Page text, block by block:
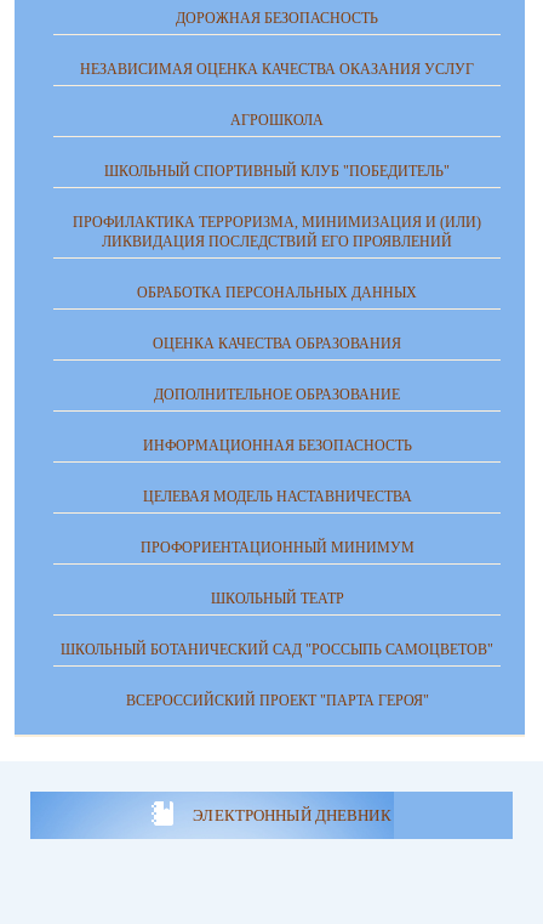
ДОРОЖНАЯ БЕЗОПАСНОСТЬ
НЕЗАВИСИМАЯ ОЦЕНКА КАЧЕСТВА ОКАЗАНИЯ УСЛУГ
АГРОШКОЛА
ШКОЛЬНЫЙ СПОРТИВНЫЙ КЛУБ "ПОБЕДИТЕЛЬ"
ПРОФИЛАКТИКА ТЕРРОРИЗМА, МИНИМИЗАЦИЯ И (ИЛИ)
ЛИКВИДАЦИЯ ПОСЛЕДСТВИЙ ЕГО ПРОЯВЛЕНИЙ
ОБРАБОТКА ПЕРСОНАЛЬНЫХ ДАННЫХ
ОЦЕНКА КАЧЕСТВА ОБРАЗОВАНИЯ
ДОПОЛНИТЕЛЬНОЕ ОБРАЗОВАНИЕ
ИНФОРМАЦИОННАЯ БЕЗОПАСНОСТЬ
ЦЕЛЕВАЯ МОДЕЛЬ НАСТАВНИЧЕСТВА
ПРОФОРИЕНТАЦИОННЫЙ МИНИМУМ
ШКОЛЬНЫЙ ТЕАТР
ШКОЛЬНЫЙ БОТАНИЧЕСКИЙ САД "РОССЫПЬ САМОЦВЕТОВ"
ВСЕРОССИЙСКИЙ ПРОЕКТ "ПАРТА ГЕРОЯ"
ЭЛЕКТРОННЫЙ ДНЕВНИК